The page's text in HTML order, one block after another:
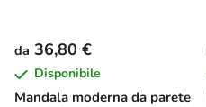
Mandala moderna da parete
da 36,80 €
Disponibile